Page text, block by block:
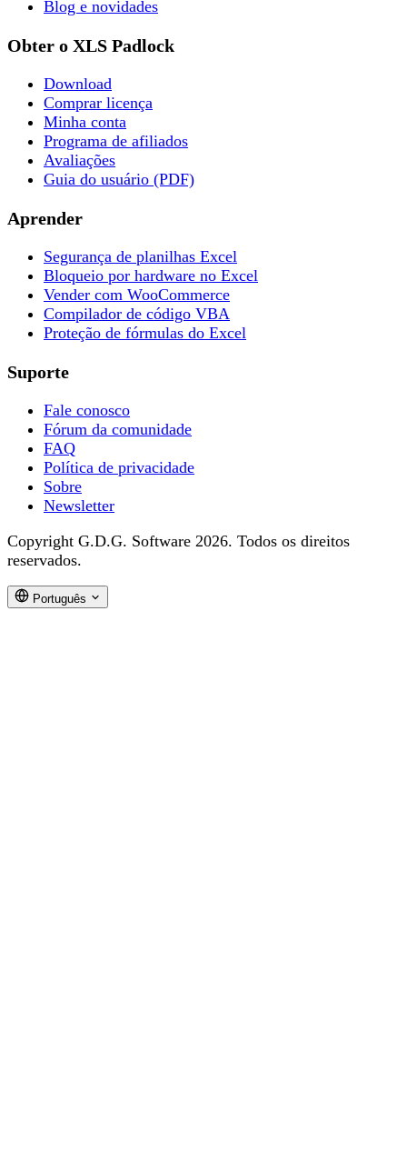
Blog e novidades
Obter o XLS Padlock
Download
Comprar licença
Minha conta
Programa de afiliados
Avaliações
Guia do usuário (PDF)
Aprender
Segurança de planilhas Excel
Bloqueio por hardware no Excel
Vender com WooCommerce
Compilador de código VBA
Proteção de fórmulas do Excel
Suporte
Fale conosco
Fórum da comunidade
FAQ
Política de privacidade
Sobre
Newsletter
Copyright G.D.G. Software 2026. Todos os direitos
reservados.
Português